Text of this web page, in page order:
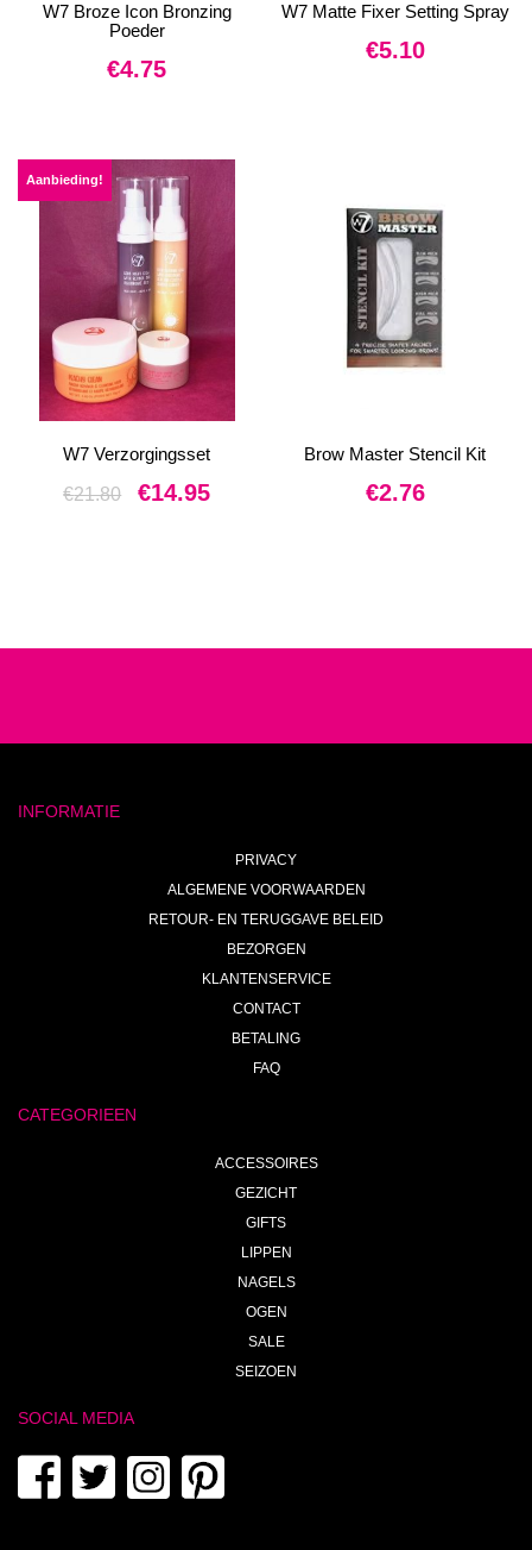
W7 Broze Icon Bronzing
Poeder
€4.75
W7 Matte Fixer Setting Spray
€5.10
Aanbieding!
W7 Verzorgingsset
€21.80
Oorspronkelijke
€14.95
Brow Master Stencil Kit
€2.76
INFORMATIE
PRIVACY
ALGEMENE VOORWAARDEN
RETOUR- EN TERUGGAVE BELEID
BEZORGEN
KLANTENSERVICE
CONTACT
BETALING
FAQ
CATEGORIEEN
ACCESSOIRES
GEZICHT
GIFTS
LIPPEN
NAGELS
OGEN
SALE
SEIZOEN
SOCIAL MEDIA